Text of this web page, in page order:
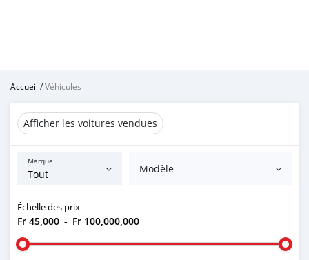
Accueil /Véhicules
Afficher les voitures vendues
Marque
Modèle
Échelle des prix
Fr 45,000 - Fr 100,000,000